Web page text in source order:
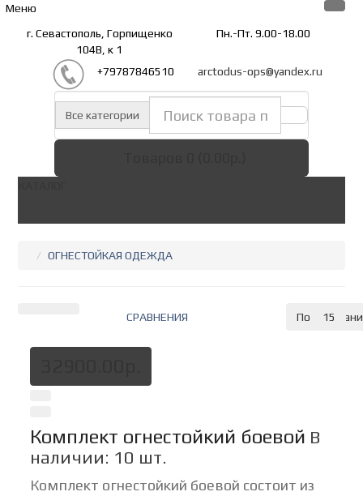
Меню
г. Севастополь, Горпищенко
104В, к 1
Пн.-Пт. 9.00-18.00
+79787846510 arctodus-ops@yandex.ru
Все категории
ОГНЕСТОЙКАЯ ОДЕЖДА
СРАВНЕНИЯ 15
По
Комплект огнестойкий боевой В
наличии: 10 шт.
Комплект огнестойкий боевой состоит из